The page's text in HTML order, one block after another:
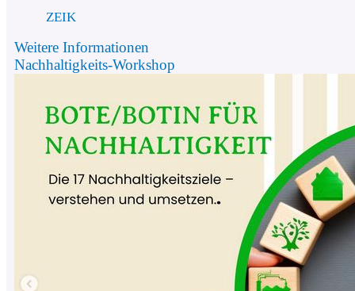
ZEIK
Weitere Informationen
Nachhaltigkeits-Workshop